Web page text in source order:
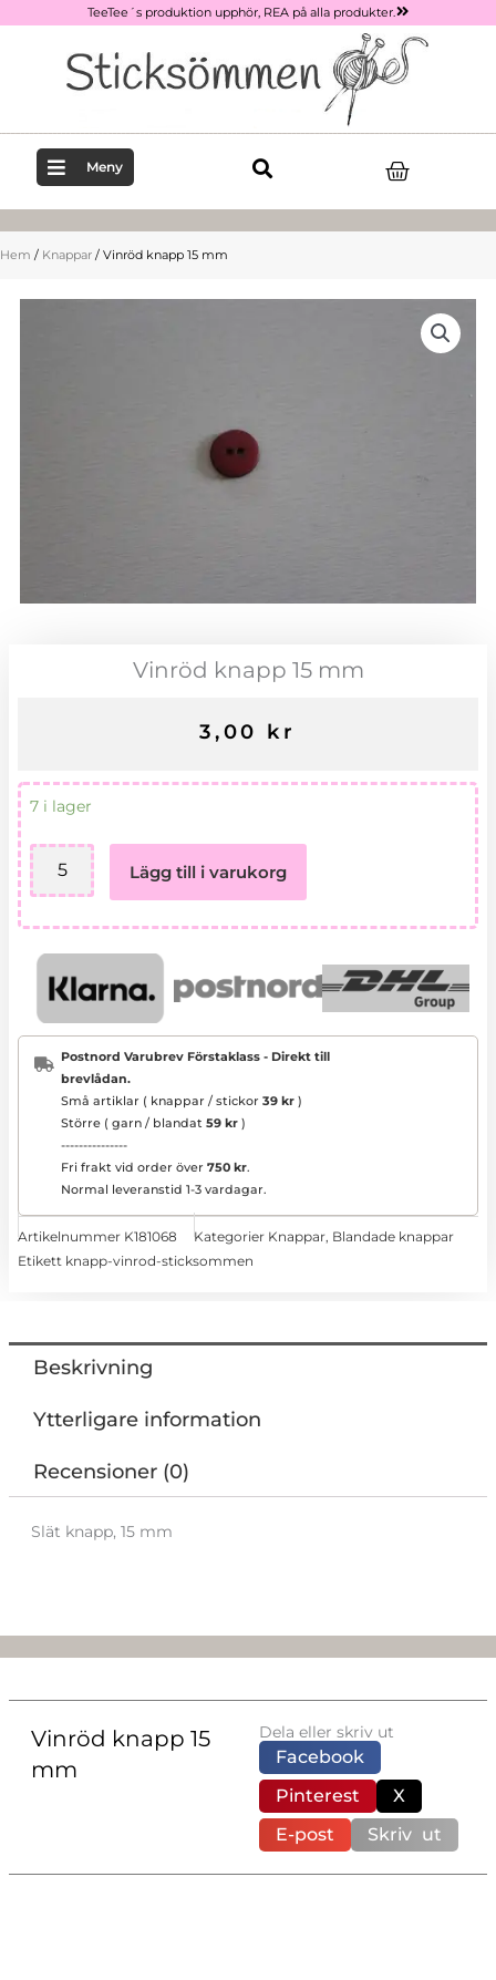
TeeTee´s produktion upphör, REA på alla produkter.
Meny
Hem / Knappar / Vinröd knapp 15 mm
Vinröd knapp 15 mm
3,00 kr
7 i lager
Vinröd
15
mm
mängd
Lägg till i varukorg
Postnord Varubrev Förstaklass - Direkt till
brevlådan.
Små artiklar ( knappar / stickor 39 kr )
Större ( garn / blandat 59 kr )
---------------
Fri frakt vid order över 750 kr.
Normal leveranstid 1-3 vardagar.
Artikelnummer K181068 Kategorier Knappar, Blandade knappar
Etikett knapp-vinrod-sticksommen
Beskrivning
Ytterligare information
Recensioner (0)
Slät knapp, 15 mm
Vinröd knapp 15
mm
Dela eller skriv ut
Facebook
Pinterest
X
E-post
Skriv ut